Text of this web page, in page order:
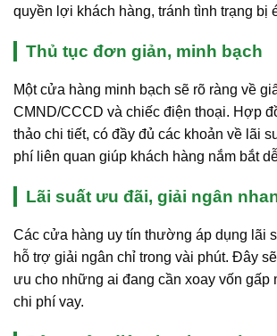
quyền lợi khách hàng, tránh tình trạng bị
Thủ tục đơn giản, minh bạch
Một cửa hàng minh bạch sẽ rõ ràng về
CMND/CCCD và chiếc điện thoại. Hợp
thảo chi tiết, có đầy đủ các khoản về lãi
phí liên quan giúp khách hàng nắm bắt
Lãi suất ưu đãi, giải ngân
Các cửa hàng uy tín thường áp dụng lãi
hỗ trợ giải ngân chỉ trong vài phút. Đây
ưu cho những ai đang cần xoay vốn gấp
chi phí vay.